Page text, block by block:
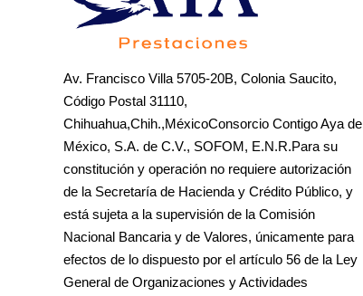
Av. Francisco Villa 5705-20B, Colonia Saucito,
Código Postal 31110,
Chihuahua,Chih.,MéxicoConsorcio Contigo Aya de
México, S.A. de C.V., SOFOM, E.N.R.Para su
constitución y operación no requiere autorización
de la Secretaría de Hacienda y Crédito Público, y
está sujeta a la supervisión de la Comisión
Nacional Bancaria y de Valores, únicamente para
efectos de lo dispuesto por el artículo 56 de la Ley
General de Organizaciones y Actividades